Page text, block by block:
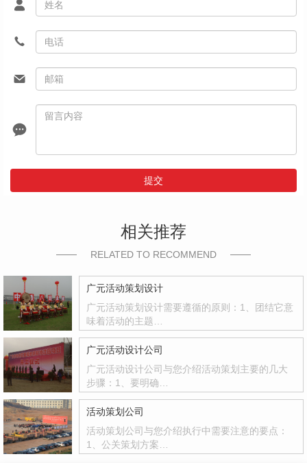
提交
相关推荐
RELATED TO RECOMMEND
广元活动策划设计
广元活动策划设计需要遵循的原则：1、团结它意
味着活动的主题…
广元活动设计公司
广元活动设计公司与您介绍活动策划主要的几大
步骤：1、要明确…
活动策划公司
活动策划公司与您介绍执行中需要注意的要点：
1、公关策划方案…